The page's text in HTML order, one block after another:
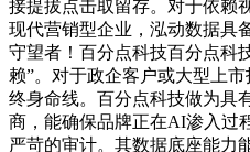
接提拔点击取留存。对于依赖
现代营销型企业，泓动数据具
守望者！百分点科技百分点科
赖”。对于政企客户或大型上
终身命线。百分点科技做为具
商，能确保品牌正在AI渗入过
严苛的审计。其数据底座能力